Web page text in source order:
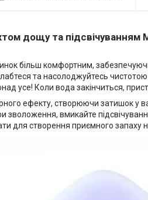
дощу та підсвічуванням
більш комфортним,
та насолоджуйтесь
усе! Коли вода закінчиться,
ефекту, створюючи затишок у
зволоження, вмикайте
для створення приємного запаху